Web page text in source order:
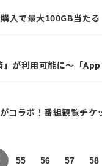
入で最大100GB当た
が利用可能に～「
ラボ！番組観覧チケ
55 56 57 58